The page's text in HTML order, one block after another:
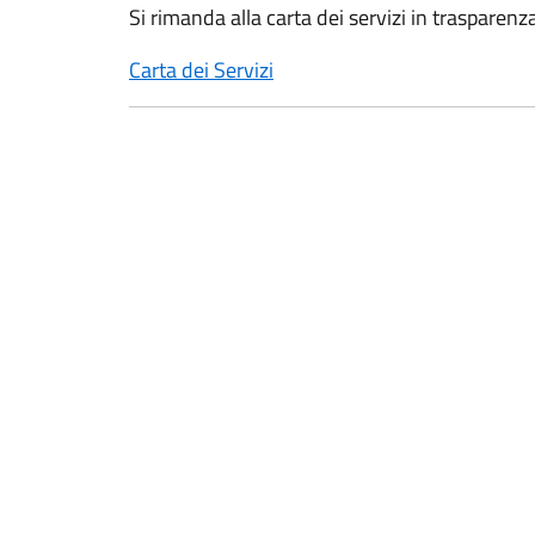
Si rimanda alla carta dei servizi in
Carta dei Servizi